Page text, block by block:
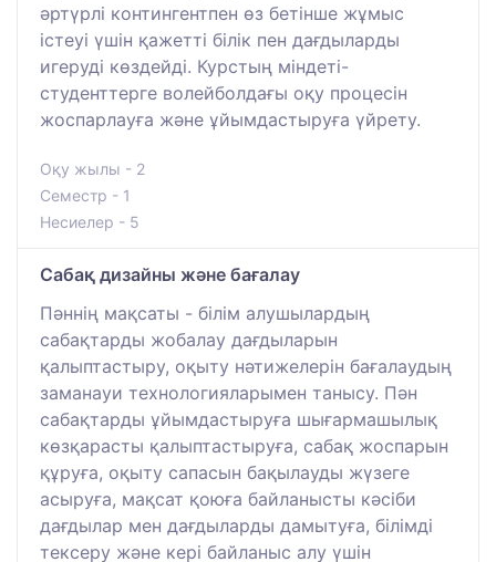
әртүрлі контингентпен өз бетінше жұмыс
істеуі үшін қажетті білік пен дағдыларды
игеруді көздейді. Курстың міндеті-
студенттерге волейболдағы оқу процесін
жоспарлауға және ұйымдастыруға үйрету.
Оқу жылы - 2
Семестр - 1
Несиелер - 5
Сабақ дизайны және бағалау
Пәннің мақсаты - білім алушылардың
сабақтарды жобалау дағдыларын
қалыптастыру, оқыту нәтижелерін бағалаудың
заманауи технологияларымен танысу. Пән
сабақтарды ұйымдастыруға шығармашылық
көзқарасты қалыптастыруға, сабақ жоспарын
құруға, оқыту сапасын бақылауды жүзеге
асыруға, мақсат қоюға байланысты кәсіби
дағдылар мен дағдыларды дамытуға, білімді
тексеру және кері байланыс алу үшін